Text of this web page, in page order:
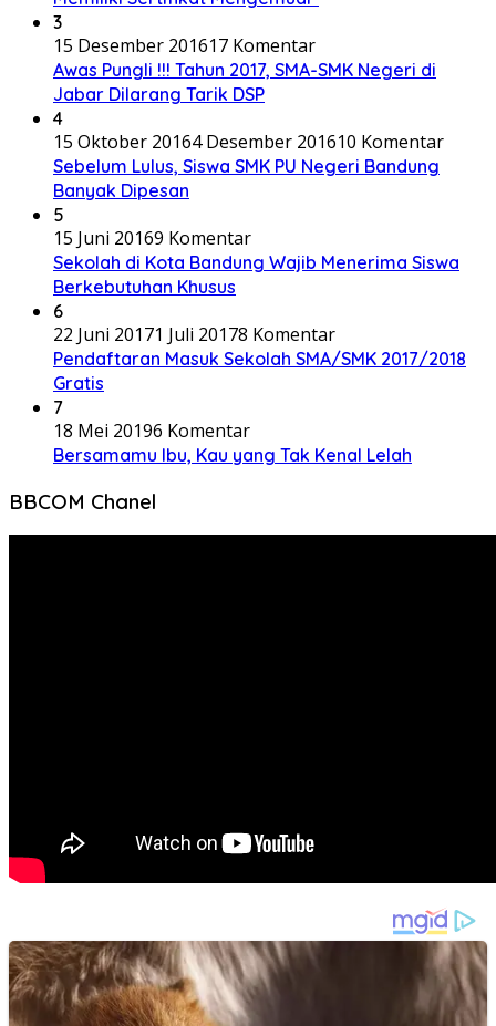
3
15 Desember 201617 Komentar
Awas Pungli !!! Tahun 2017, SMA-SMK Negeri di
Jabar Dilarang Tarik DSP
4
15 Oktober 20164 Desember 201610 Komentar
Sebelum Lulus, Siswa SMK PU Negeri Bandung
Banyak Dipesan
5
15 Juni 20169 Komentar
Sekolah di Kota Bandung Wajib Menerima Siswa
Berkebutuhan Khusus
6
22 Juni 20171 Juli 20178 Komentar
Pendaftaran Masuk Sekolah SMA/SMK 2017/2018
Gratis
7
18 Mei 20196 Komentar
Bersamamu Ibu, Kau yang Tak Kenal Lelah
BBCOM Chanel